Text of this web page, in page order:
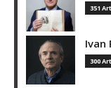
351
Ivan
300